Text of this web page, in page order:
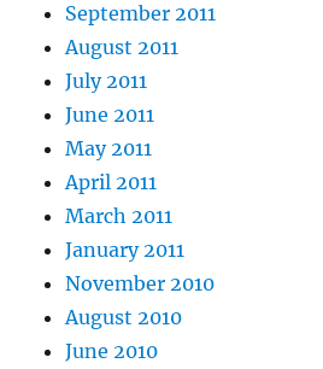
September 2011
August 2011
July 2011
June 2011
May 2011
April 2011
March 2011
January 2011
November 2010
August 2010
June 2010